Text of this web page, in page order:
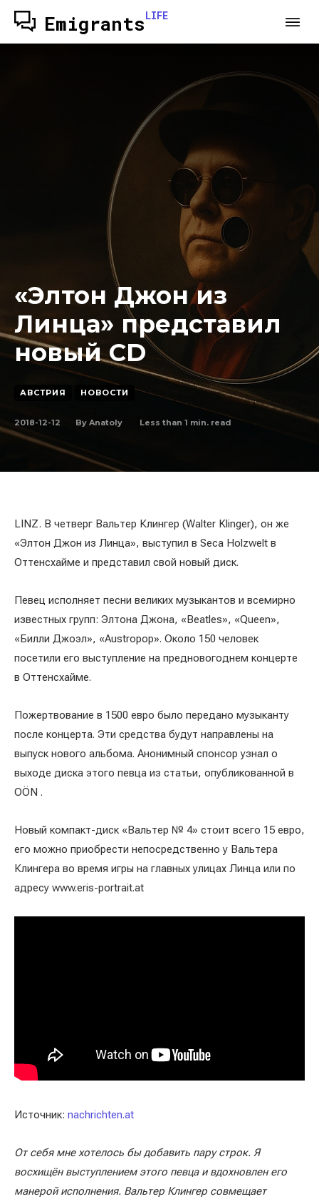
EmigrantsLIFE
«Элтон Джон из
Линца» представил
новый CD
АВСТРИЯ НОВОСТИ
2018-12-12 By Anatoly Less than 1 min. read
LINZ. В четверг Вальтер Клингер (Walter Klinger), он же
«Элтон Джон из Линца», выступил в Seca Holzwelt в
Оттенсхайме и представил свой новый диск.
Певец исполняет песни великих музыкантов и всемирно
известных групп: Элтона Джона, «Beatles», «Queen»,
«Билли Джоэл», «Austropop». Около 150 человек
посетили его выступление на предновогоднем концерте
в Оттенсхайме.
Пожертвование в 1500 евро было передано музыканту
после концерта. Эти средства будут направлены на
выпуск нового альбома. Анонимный спонсор узнал о
выходе диска этого певца из статьи, опубликованной в
OÖN .
Новый компакт-диск «Вальтер № 4» стоит всего 15 евро,
его можно приобрести непосредственно у Вальтера
Клингера во время игры на главных улицах Линца или по
адресу www.eris-portrait.at
Источник: nachrichten.at
От себя мне хотелось бы добавить пару строк. Я
восхищён выступлением этого певца и вдохновлен его
манерой исполнения. Вальтер Клингер совмещает